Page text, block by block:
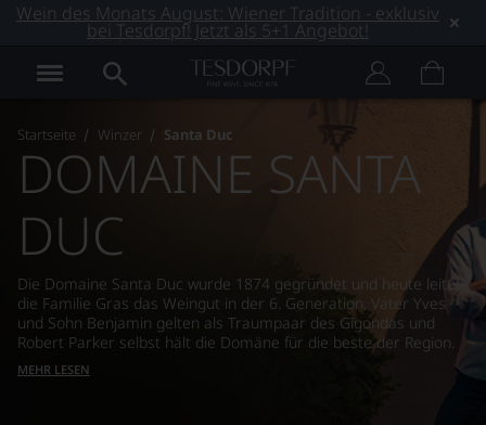
Wein des Monats August: Wiener Tradition - exklusiv
bei Tesdorpf! Jetzt als 5+1 Angebot!
Startseite Winzer Santa Duc
DOMAINE SANTA
DUC
Die Domaine Santa Duc wurde 1874 gegründet und heute leitet
die Familie Gras das Weingut in der 6. Generation. Vater Yves
und Sohn Benjamin gelten als Traumpaar des Gigondas und
Robert Parker selbst hält die Domäne für die beste der Region.
MEHR LESEN